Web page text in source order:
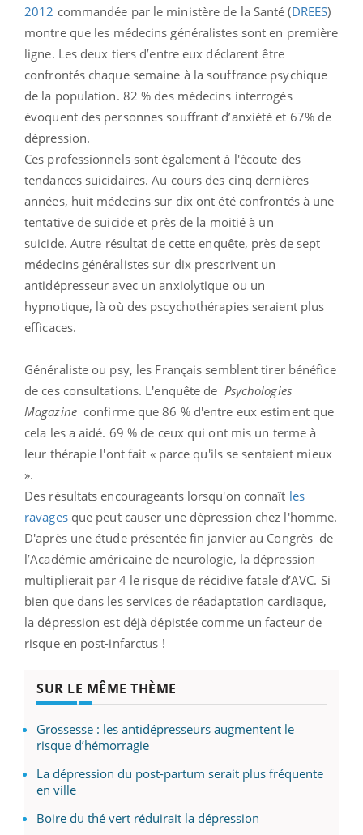
2012 commandée par le ministère de la Santé (DREES)
montre que les médecins généralistes sont en première
ligne. Les deux tiers d’entre eux déclarent être
confrontés chaque semaine à la souffrance psychique
de la population. 82 % des médecins interrogés
évoquent des personnes souffrant d’anxiété et 67% de
dépression.
Ces professionnels sont également à l'écoute des
tendances suicidaires. Au cours des cinq dernières
années, huit médecins sur dix ont été confrontés à une
tentative de suicide et près de la moitié à un
suicide. Autre résultat de cette enquête, près de sept
médecins généralistes sur dix prescrivent un
antidépresseur avec un anxiolytique ou un
hypnotique, là où des pscychothérapies seraient plus
efficaces.
Généraliste ou psy, les Français semblent tirer bénéfice
de ces consultations. L'enquête de Psychologies
Magazineconfirme que 86 % d'entre eux estiment que
cela les a aidé. 69 % de ceux qui ont mis un terme à
leur thérapie l'ont fait « parce qu'ils se sentaient mieux
».
Des résultats encourageants lorsqu'on connaît les
ravagesque peut causer une dépression chez l'homme.
D'après une étude présentée fin janvier au Congrès de
l’Académie américaine de neurologie, la dépression
multiplierait par 4 le risque de récidive fatale d’AVC. Si
bien que dans les services de réadaptation cardiaque,
la dépression est déjà dépistée comme un facteur de
risque en post-infarctus !
SUR LE MÊME THÈME
Grossesse : les antidépresseurs augmentent le
risque d’hémorragie
La dépression du post-partum serait plus fréquente
en ville
Boire du thé vert réduirait la dépression